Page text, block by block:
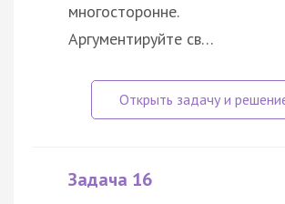
многосторонне.
Аргументируйте св…
Задача 16